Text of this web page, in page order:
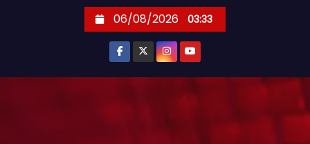
06/08/2026 03:33